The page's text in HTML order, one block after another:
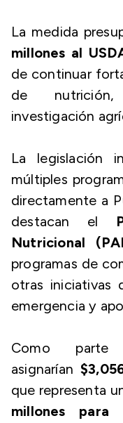
La medida
millones al
de continuar
de nutrición,
investigación
La legislación
múltiples
directamente a
destacan el
Nutricional
programas de
otras iniciativas
emergencia y
Como
asignarían
que representa
millones para